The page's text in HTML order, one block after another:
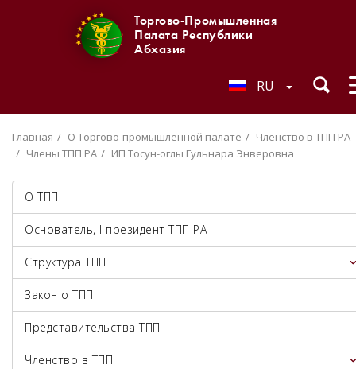
Торгово-Промышленная
Палата Республики
Абхазия
RU
Главная О Торгово-промышленной палате
Членство в ТПП РА
Члены ТПП РА
ИП Тосун-оглы Гульнара Энверовна
О ТПП
Основатель, I президент ТПП РА
Структура ТПП
Закон о ТПП
Представительства ТПП
Членство в ТПП